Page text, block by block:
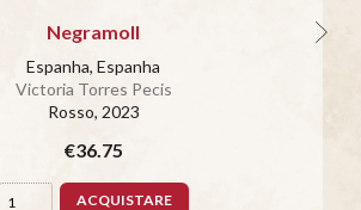
Negramoll
Espanha, Espanha
Victoria Torres Pecis
Rosso, 2023
€36.75
ACQUISTARE